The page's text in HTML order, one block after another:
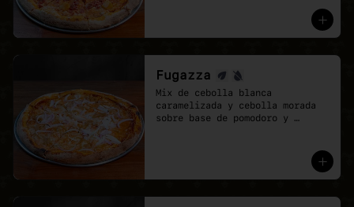
Fugazza
Mix de cebolla blanca
caramelizada y cebolla morada
sobre base de pomodoro y